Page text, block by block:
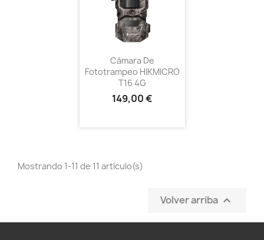
Cámara De
Fototrampeo HIKMICRO
T16 4G
149,00 €
Mostrando 1-11 de 11 artículo(s)
Volver arriba 